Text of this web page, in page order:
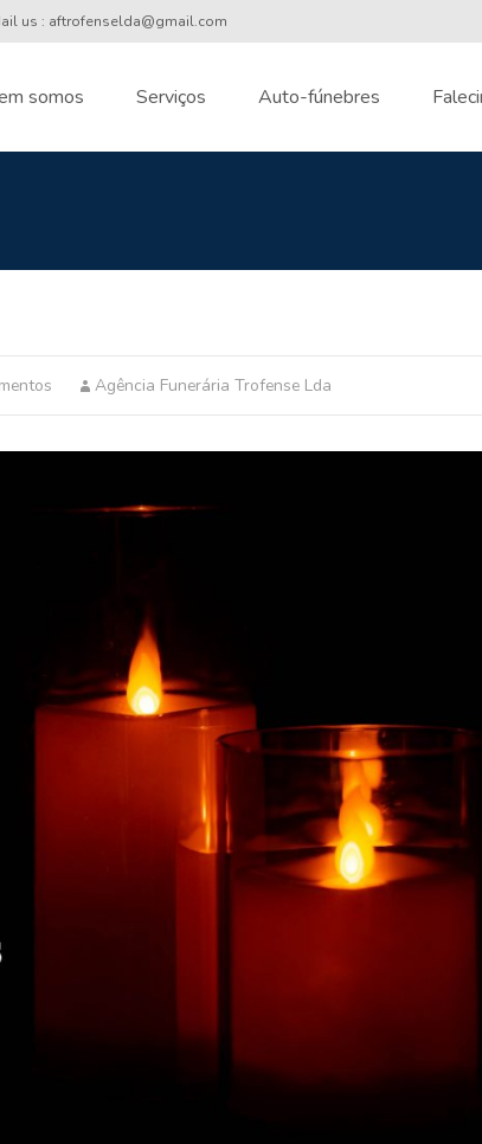
us : aftrofenselda@gmail.com
somos Serviços Auto-fúnebres
Agência Funerária Trofense Lda